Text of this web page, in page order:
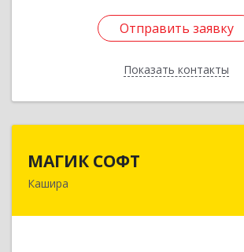
Отправить заявку
Показать контакты
Отправить заявку
Назад
МАГИК СОФТ
Кашира